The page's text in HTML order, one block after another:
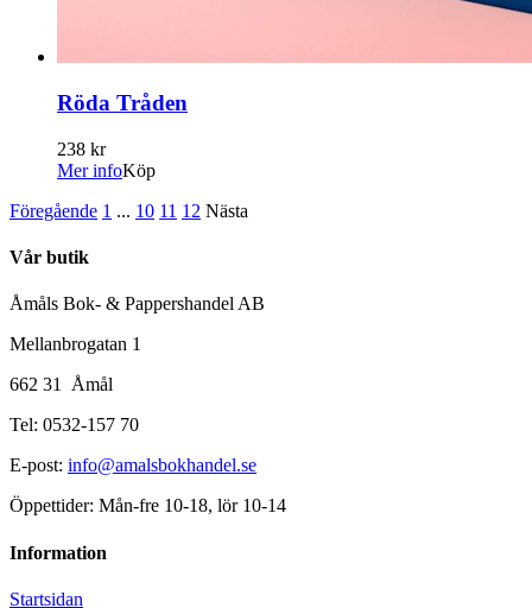
Röda Tråden
238 kr
Mer infoKöp
Föregående 1 ... 10 11 12 Nästa
Vår butik
Åmåls Bok- & Pappershandel AB
Mellanbrogatan 1
662 31 Åmål
Tel: 0532-157 70
E-post: info@amalsbokhandel.se
Öppettider: Mån-fre 10-18, lör 10-14
Information
Startsidan